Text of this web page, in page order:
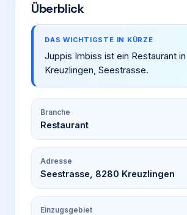
Überblick
DAS WICHTIGSTE IN KÜRZE
Juppis Imbiss ist ein Restaurant in
Kreuzlingen, Seestrasse.
Branche
Restaurant
Adresse
Seestrasse, 8280 Kreuzlingen
Einzugsgebiet